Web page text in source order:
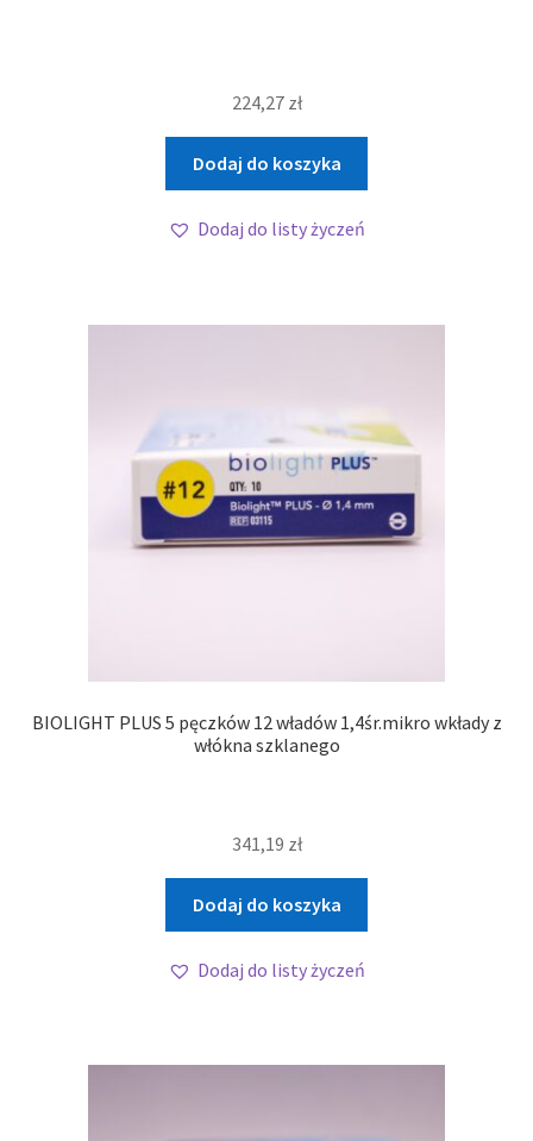
224,27 zł
Dodaj do koszyka
Dodaj do listy życzeń
BIOLIGHT PLUS 5 pęczków 12 władów 1,4śr.mikro wkłady z
włókna szklanego
341,19 zł
Dodaj do koszyka
Dodaj do listy życzeń